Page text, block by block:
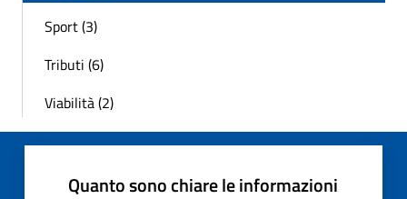
Sport (3)
Tributi (6)
Viabilità (2)
Quanto sono chiare le informazioni